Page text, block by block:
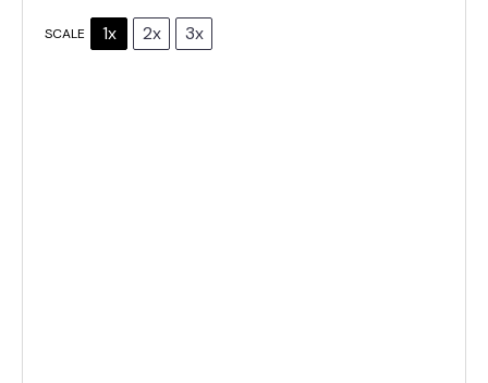
SCALE 1x 2x 3x